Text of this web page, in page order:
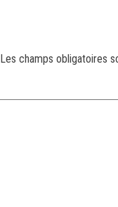
Les champs obligatoires